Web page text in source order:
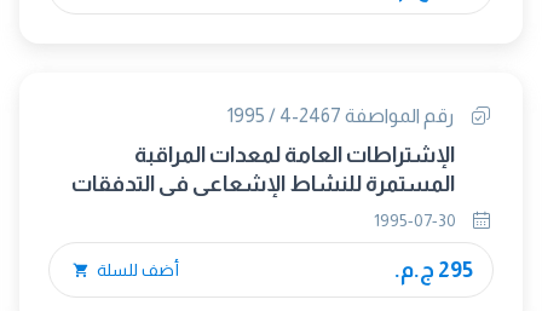
رقم المواصفة 2467-4 / 1995
الإشتراطات العامة لمعدات المراقبة
المستمرة للنشاط الإشعاعى فى التدفقات
الغازية - الجزء الرابع :- الوثائق.
295 ج.م. أضف للسلة